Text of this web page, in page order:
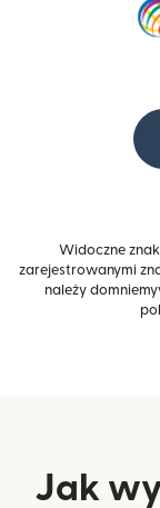
Widoczne
zarejestrowanymi
należy
Jak